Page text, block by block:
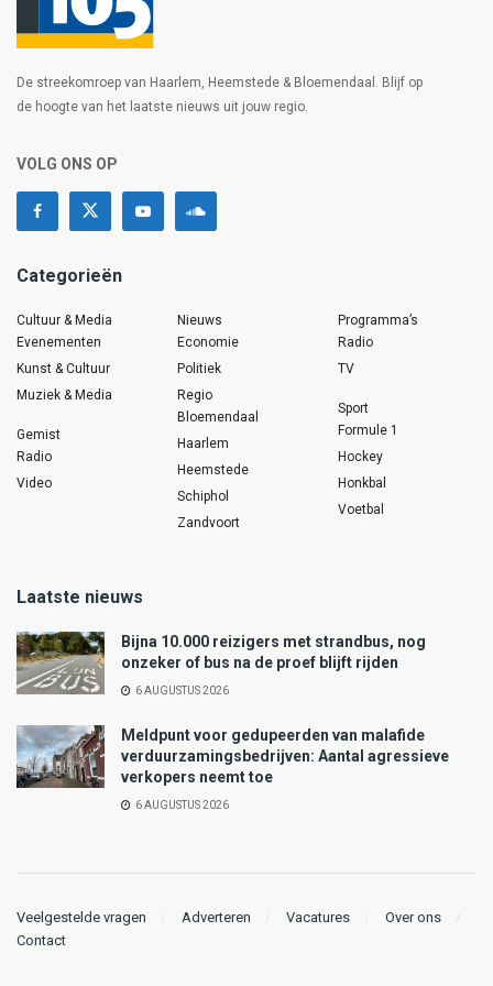
De streekomroep van Haarlem, Heemstede & Bloemendaal. Blijf op
de hoogte van het laatste nieuws uit jouw regio.
VOLG ONS OP
Categorieën
Cultuur & Media
Evenementen
Kunst & Cultuur
Muziek & Media
Gemist
Radio
Video
Nieuws
Economie
Politiek
Regio
Bloemendaal
Haarlem
Heemstede
Schiphol
Zandvoort
Programma’s
Radio
TV
Sport
Formule 1
Hockey
Honkbal
Voetbal
Laatste nieuws
Bijna 10.000 reizigers met strandbus, nog
onzeker of bus na de proef blijft rijden
6 AUGUSTUS 2026
Meldpunt voor gedupeerden van malafide
verduurzamingsbedrijven: Aantal agressieve
verkopers neemt toe
6 AUGUSTUS 2026
Veelgestelde vragen Adverteren Vacatures
Over ons
Contact